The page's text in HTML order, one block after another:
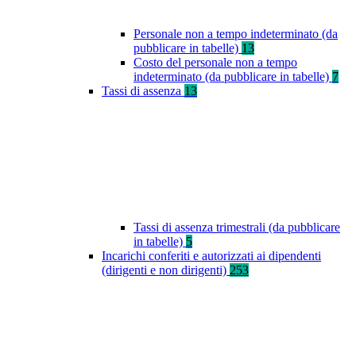
Personale non a tempo indeterminato (da
pubblicare in tabelle) 13
Costo del personale non a tempo
indeterminato (da pubblicare in tabelle) 7
Tassi di assenza 13
Tassi di assenza trimestrali (da pubblicare
in tabelle) 5
Incarichi conferiti e autorizzati ai dipendenti
(dirigenti e non dirigenti) 253